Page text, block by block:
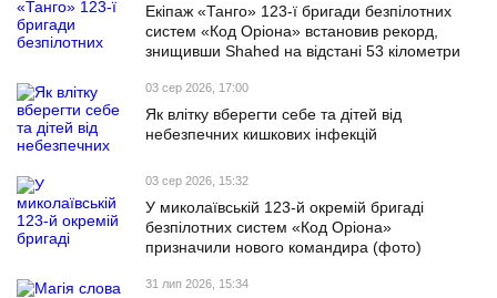
Екіпаж «Танго» 123-ї бригади безпілотних
систем «Код Оріона» встановив рекорд,
знищивши Shahed на відстані 53 кілометри
03 сер 2026, 17:00
Як влітку вберегти себе та дітей від
небезпечних кишкових інфекцій
03 сер 2026, 15:32
У миколаївській 123-й окремій бригаді
безпілотних систем «Код Оріона»
призначили нового командира (фото)
31 лип 2026, 15:34